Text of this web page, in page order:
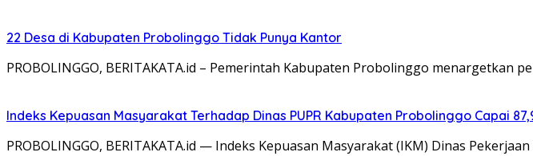
22 Desa di Kabupaten Probolinggo Tidak Punya Kantor
PROBOLINGGO, BERITAKATA.id – Pemerintah Kabupaten Probolinggo menargetkan
Indeks Kepuasan Masyarakat Terhadap Dinas PUPR Kabupaten Probolinggo Capai
PROBOLINGGO, BERITAKATA.id — Indeks Kepuasan Masyarakat (IKM) Dinas